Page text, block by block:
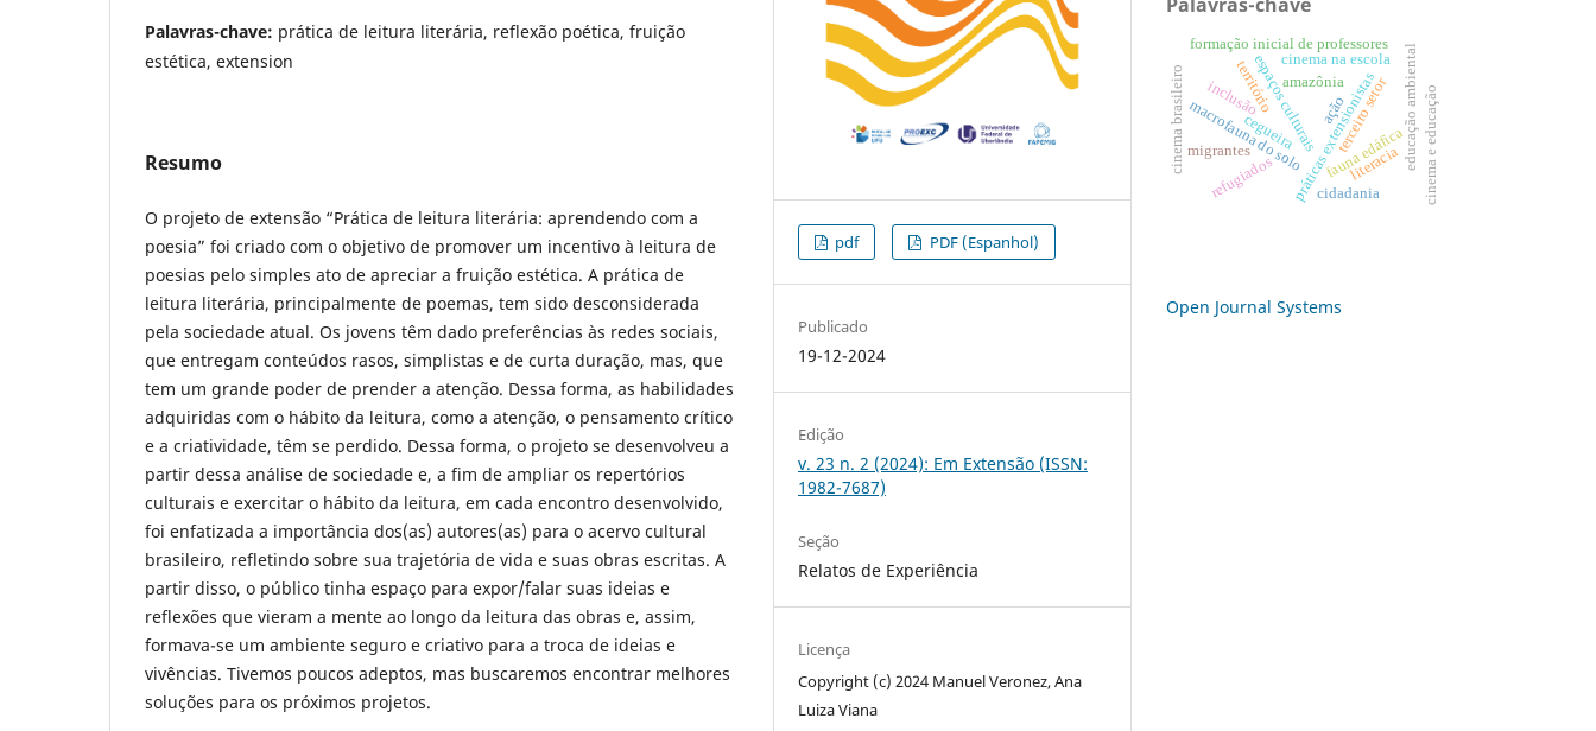
Palavras-chave: prática de leitura literária, reflexão poética, fruição
estética, extension
Resumo
O projeto de extensão “Prática de leitura literária: aprendendo com a
poesia” foi criado com o objetivo de promover um incentivo à leitura de
poesias pelo simples ato de apreciar a fruição estética. A prática de
leitura literária, principalmente de poemas, tem sido desconsiderada
pela sociedade atual. Os jovens têm dado preferências às redes sociais,
que entregam conteúdos rasos, simplistas e de curta duração, mas, que
tem um grande poder de prender a atenção. Dessa forma, as habilidades
adquiridas com o hábito da leitura, como a atenção, o pensamento crítico
e a criatividade, têm se perdido. Dessa forma, o projeto se desenvolveu a
partir dessa análise de sociedade e, a fim de ampliar os repertórios
culturais e exercitar o hábito da leitura, em cada encontro desenvolvido,
foi enfatizada a importância dos(as) autores(as) para o acervo cultural
brasileiro, refletindo sobre sua trajetória de vida e suas obras escritas. A
partir disso, o público tinha espaço para expor/falar suas ideias e
reflexões que vieram a mente ao longo da leitura das obras e, assim,
formava-se um ambiente seguro e criativo para a troca de ideias e
vivências. Tivemos poucos adeptos, mas buscaremos encontrar melhores
soluções para os próximos projetos.
pdf PDF (Espanhol)
Publicado
19-12-2024
Edição
v. 23 n. 2 (2024): Em Extensão (ISSN:
1982-7687)
Seção
Relatos de Experiência
Licença
Copyright (c) 2024 Manuel Veronez, Ana
Luiza Viana
espaços culturais
formação inicial de professores
práticas extensionistas
amazônia
macrofauna do solo fauna edáficaeducação ambientalcinema e educação
cinema na escola
cinema brasileiro terceiro setor
território
refugiados
migrantescegueira
literacia
ação
cidadania
inclusão
Open Journal Systems